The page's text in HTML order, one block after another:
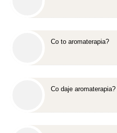
Co to aromaterapia?
Co daje aromaterapia?